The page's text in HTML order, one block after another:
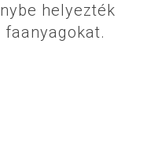
helyezték